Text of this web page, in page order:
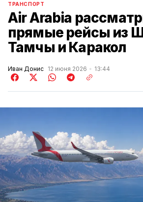
ТРАНСПОРТ
Air Arabia
прямые рейсы из
Тамчы и Каракол
Иван Донис 12 июня 2026 13:44